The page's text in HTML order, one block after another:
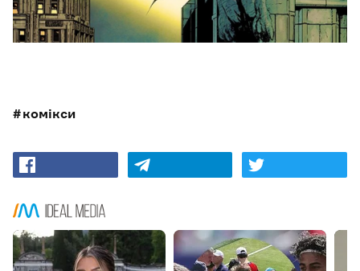
комікси